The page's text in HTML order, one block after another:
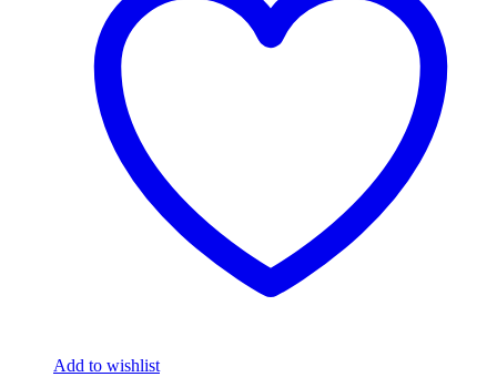
Add to wishlist